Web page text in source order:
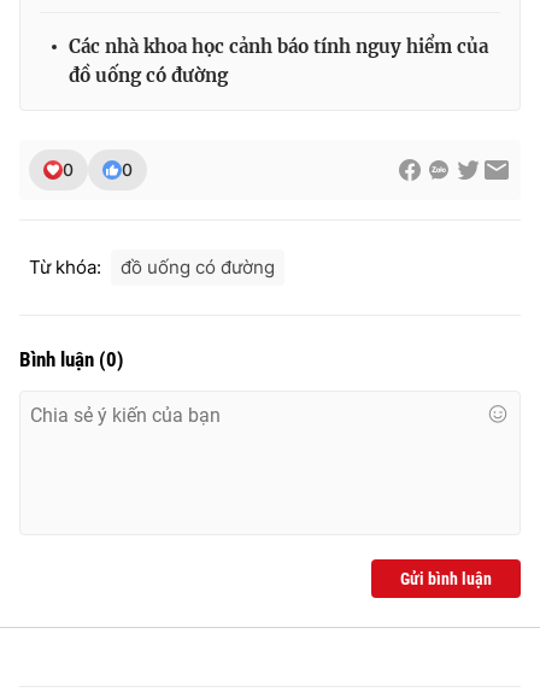
Các nhà khoa học cảnh báo tính nguy hiểm của
đồ uống có đường
0 0
Từ khóa: đồ uống có đường
Bình luận (0)
Gửi bình luận